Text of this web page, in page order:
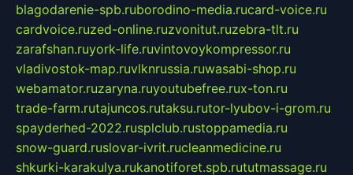
blagodarenie-spb.ruborodino-media.rucard-voice.ru
cardvoice.ruzed-online.ruzvonitut.ruzebra-tlt.ru
zarafshan.ruyork-life.ruvintovoykompressor.ru
vladivostok-map.ruvlknrussia.ruwasabi-shop.ru
webamator.ruzaryna.ruyoutubefree.rux-ton.ru
trade-farm.rutajuncos.rutaksu.rutor-lyubov-i-grom.ru
spayderhed-2022.rusplclub.rustoppamedia.ru
snow-guard.ruslovar-ivrit.rucleanmedicine.ru
shkurki-karakulya.rukanotiforet.spb.rututmassage.ru